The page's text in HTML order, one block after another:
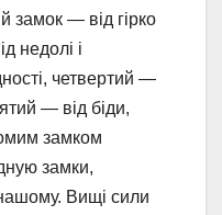
— від гірко
недолі і
четвертий —
— від біди,
замком
замки,
Вищі сили